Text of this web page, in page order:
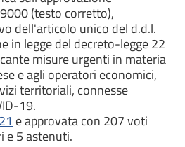
(testo corretto),
dell'articolo unico del d.d.l.
in legge del decreto-legge 22
misure urgenti in materia
e agli operatori economici,
territoriali, connesse
19.
e approvata con 207 voti
e 5 astenuti.